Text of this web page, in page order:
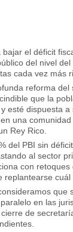
el déficit
del nivel
cada vez más
reforma
que la
esté dispuesta
una
Rey Rico.
del PBI sin
al sector
con
en las
de